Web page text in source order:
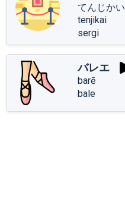
てんじかい
tenjikai
sergi
バレエ
barē
bale